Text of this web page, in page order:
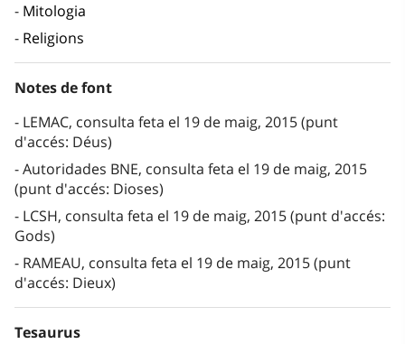
Mitologia
Religions
Notes de font
LEMAC, consulta feta el 19 de maig, 2015 (punt
d'accés: Déus)
Autoridades BNE, consulta feta el 19 de maig, 2015
(punt d'accés: Dioses)
LCSH, consulta feta el 19 de maig, 2015 (punt d'accés:
Gods)
RAMEAU, consulta feta el 19 de maig, 2015 (punt
d'accés: Dieux)
Tesaurus